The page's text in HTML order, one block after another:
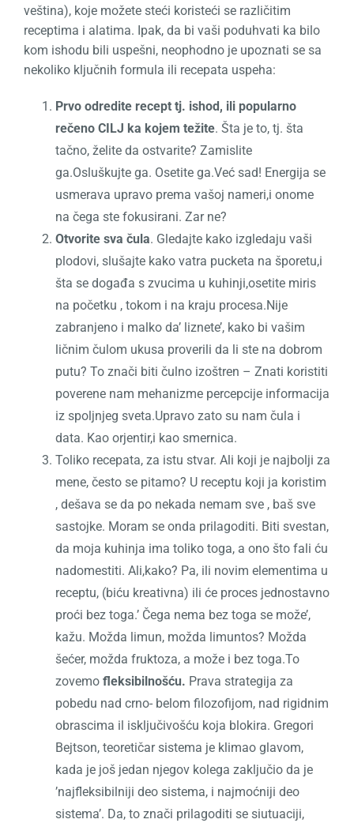
veština), koje možete steći koristeći se različitim
receptima i alatima. Ipak, da bi vaši poduhvati ka bilo
kom ishodu bili uspešni, neophodno je upoznati se sa
nekoliko ključnih formula ili recepata uspeha:
Prvo odredite recept tj. ishod, ili popularno
rečeno CILJ ka kojem težite. Šta je to, tj. šta
tačno, želite da ostvarite? Zamislite
ga.Osluškujte ga. Osetite ga.Već sad! Energija se
usmerava upravo prema vašoj nameri,i onome
na čega ste fokusirani. Zar ne?
Otvorite sva čula. Gledajte kako izgledaju vaši
plodovi, slušajte kako vatra pucketa na šporetu,i
šta se događa s zvucima u kuhinji,osetite miris
na početku , tokom i na kraju procesa.Nije
zabranjeno i malko da’ liznete’, kako bi vašim
ličnim čulom ukusa proverili da li ste na dobrom
putu? To znači biti čulno izoštren – Znati koristiti
poverene nam mehanizme percepcije informacija
iz spoljnjeg sveta.Upravo zato su nam čula i
data. Kao orjentir,i kao smernica.
Toliko recepata, za istu stvar. Ali koji je najbolji za
mene, često se pitamo? U receptu koji ja koristim
, dešava se da po nekada nemam sve , baš sve
sastojke. Moram se onda prilagoditi. Biti svestan,
da moja kuhinja ima toliko toga, a ono što fali ću
nadomestiti. Ali,kako? Pa, ili novim elementima u
receptu, (biću kreativna) ili će proces jednostavno
proći bez toga.’ Čega nema bez toga se može’,
kažu. Možda limun, možda limuntos? Možda
šećer, možda fruktoza, a može i bez toga.To
zovemo fleksibilnošću. Prava strategija za
pobedu nad crno- belom filozofijom, nad rigidnim
obrascima il isključivošću koja blokira. Gregori
Bejtson, teoretičar sistema je klimao glavom,
kada je još jedan njegov kolega zaključio da je
’najfleksibilniji deo sistema, i najmoćniji deo
sistema’. Da, to znači prilagoditi se siutuaciji,